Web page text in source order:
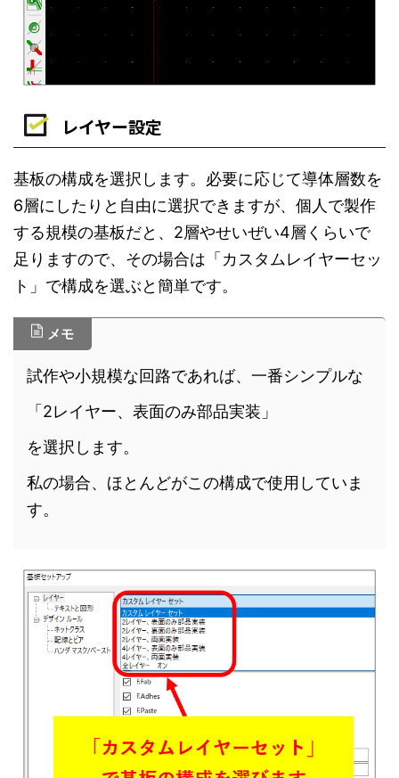
レイヤー設定
基板の構成を選択します。必要に応じて導体層数を
6層にしたりと自由に選択できますが、個人で製作
する規模の基板だと、2層やせいぜい4層くらいで
足りますので、その場合は「カスタムレイヤーセッ
ト」で構成を選ぶと簡単です。
メモ
試作や小規模な回路であれば、一番シンプルな
「2レイヤー、表面のみ部品実装」
を選択します。
私の場合、ほとんどがこの構成で使用していま
す。